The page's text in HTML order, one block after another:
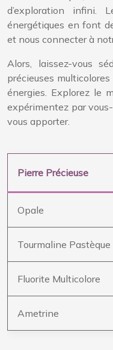
d’exploration infini.
énergétiques en font
et nous connecter à
Alors, laissez-vous
précieuses
énergies. Explorez le
expérimentez par
vous apporter.
Pierre Précieuse
Opale
Tourmaline Pastèque
Fluorite Multicolore
Ametrine